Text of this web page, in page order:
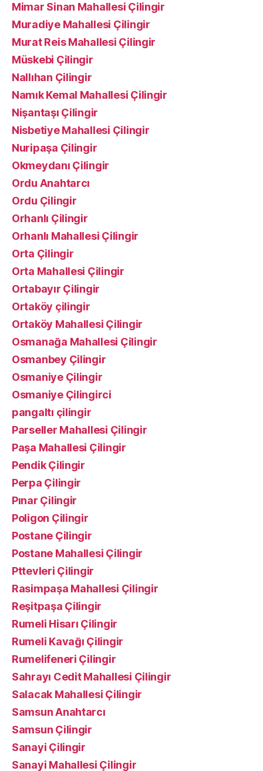
Mimar Sinan Mahallesi Çilingir
Muradiye Mahallesi Çilingir
Murat Reis Mahallesi Çilingir
Müskebi Çilingir
Nallıhan Çilingir
Namık Kemal Mahallesi Çilingir
Nişantaşı Çilingir
Nisbetiye Mahallesi Çilingir
Nuripaşa Çilingir
Okmeydanı Çilingir
Ordu Anahtarcı
Ordu Çilingir
Orhanlı Çilingir
Orhanlı Mahallesi Çilingir
Orta Çilingir
Orta Mahallesi Çilingir
Ortabayır Çilingir
Ortaköy çilingir
Ortaköy Mahallesi Çilingir
Osmanağa Mahallesi Çilingir
Osmanbey Çilingir
Osmaniye Çilingir
Osmaniye Çilingirci
pangaltı çilingir
Parseller Mahallesi Çilingir
Paşa Mahallesi Çilingir
Pendik Çilingir
Perpa Çilingir
Pınar Çilingir
Poligon Çilingir
Postane Çilingir
Postane Mahallesi Çilingir
Pttevleri Çilingir
Rasimpaşa Mahallesi Çilingir
Reşitpaşa Çilingir
Rumeli Hisarı Çilingir
Rumeli Kavağı Çilingir
Rumelifeneri Çilingir
Sahrayı Cedit Mahallesi Çilingir
Salacak Mahallesi Çilingir
Samsun Anahtarcı
Samsun Çilingir
Sanayi Çilingir
Sanayi Mahallesi Çilingir